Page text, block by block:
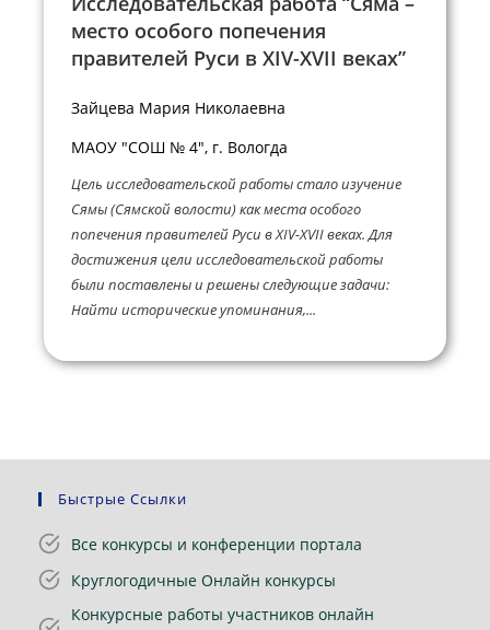
место особого попечения
правителей Руси в XIV-XVII веках”
Зайцева Мария Николаевна
МАОУ "СОШ № 4", г. Вологда
Цель исследовательской работы стало изучение
Сямы (Сямской волости) как места особого
попечения правителей Руси в XIV-XVII веках. Для
достижения цели исследовательской работы
были поставлены и решены следующие задачи:
Найти исторические упоминания,...
Быстрые Ссылки
Все конкурсы и конференции портала
Круглогодичные Онлайн конкурсы
Конкурсные работы участников онлайн